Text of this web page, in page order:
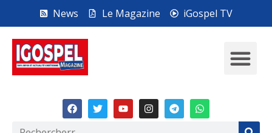
News Le Magazine iGospel TV